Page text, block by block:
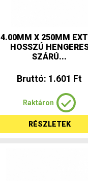
4.00MM X 250MM
HOSSZÚ
SZÁRÚ...
Bruttó: 1.601 Ft
Raktáron
RÉSZLETEK